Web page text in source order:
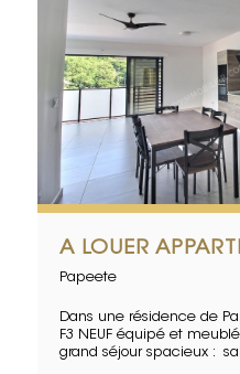
A LOUER
Papeete
Dans une résidence de
F3 NEUF équipé et
grand séjour spacieux :